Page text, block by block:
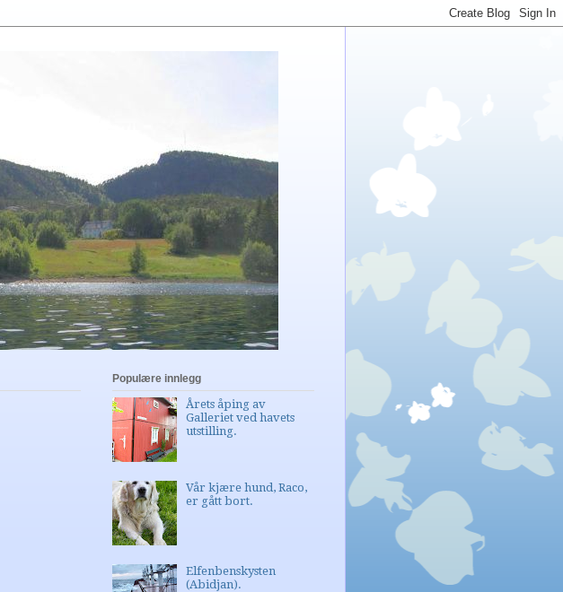
Populære innlegg
Årets åping av
Galleriet ved havets
utstilling.
Vår kjære hund, Raco,
er gått bort.
Elfenbenskysten
(Abidjan).